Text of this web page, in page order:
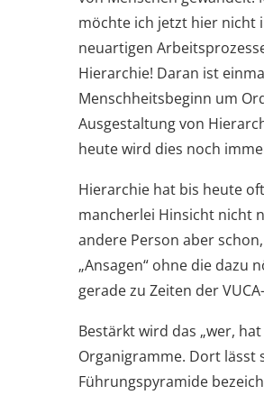
möchte ich jetzt hier nicht
neuartigen
Hierarchie! Daran ist
Menschheitsbeginn um
Ausgestaltung von
heute wird dies noch
Hierarchie hat bis heute
mancherlei Hinsicht nicht
andere Person aber
„Ansagen“ ohne die dazu
gerade zu Zeiten der
Bestärkt wird das „wer,
Organigramme. Dort lässt
Führungspyramide